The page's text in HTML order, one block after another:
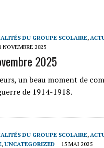
DU GROUPE SCOLAIRE,
NOVEMBRE 2025
2025
un beau moment de
de 1914-1918.
DU GROUPE SCOLAIRE,
, UNCATEGORIZED 15 MAI 2025